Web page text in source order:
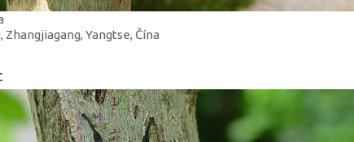
Zhangjiagang, Yangtse, Čína